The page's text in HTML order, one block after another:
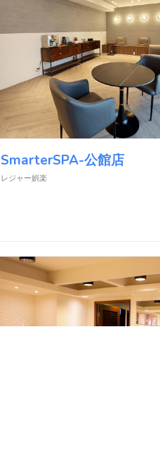
SmarterSPA-公館店
レジャー娯楽